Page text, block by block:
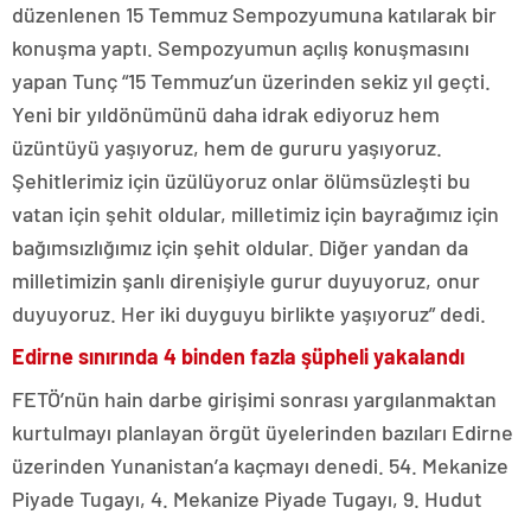
düzenlenen 15 Temmuz Sempozyumuna katılarak bir
konuşma yaptı. Sempozyumun açılış konuşmasını
yapan Tunç “15 Temmuz’un üzerinden sekiz yıl geçti.
Yeni bir yıldönümünü daha idrak ediyoruz hem
üzüntüyü yaşıyoruz, hem de gururu yaşıyoruz.
Şehitlerimiz için üzülüyoruz onlar ölümsüzleşti bu
vatan için şehit oldular, milletimiz için bayrağımız için
bağımsızlığımız için şehit oldular. Diğer yandan da
milletimizin şanlı direnişiyle gurur duyuyoruz, onur
duyuyoruz. Her iki duyguyu birlikte yaşıyoruz” dedi.
Edirne sınırında 4 binden fazla şüpheli yakalandı
FETÖ’nün hain darbe girişimi sonrası yargılanmaktan
kurtulmayı planlayan örgüt üyelerinden bazıları Edirne
üzerinden Yunanistan’a kaçmayı denedi. 54. Mekanize
Piyade Tugayı, 4. Mekanize Piyade Tugayı, 9. Hudut